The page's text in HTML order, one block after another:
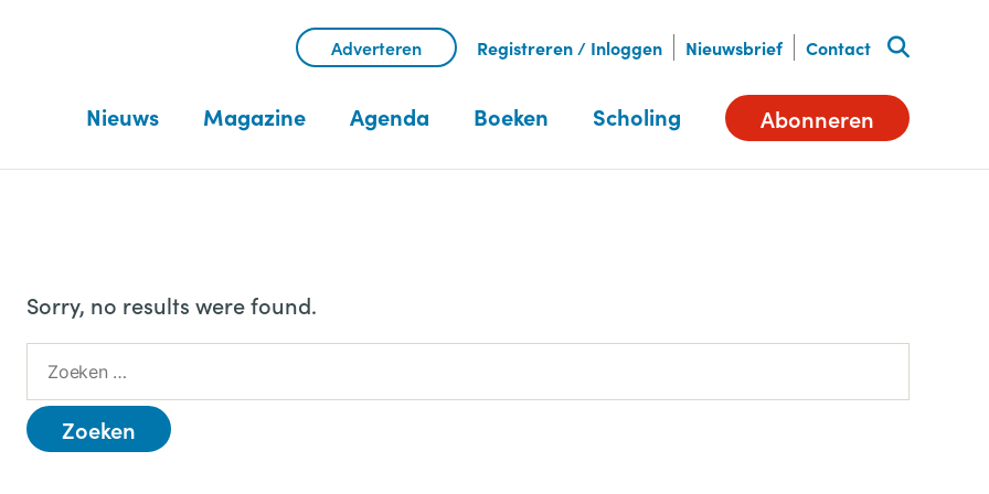
Adverteren Registreren / Inloggen Nieuwsbrief Contact
Nieuws Magazine Agenda Boeken Scholing Abonneren
Sorry, no results were found.
o
e